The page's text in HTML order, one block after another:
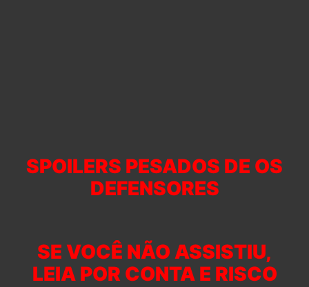
SPOILERS PESADOS DE OS
DEFENSORES
SE VOCÊ NÃO ASSISTIU,
LEIA POR CONTA E RISCO